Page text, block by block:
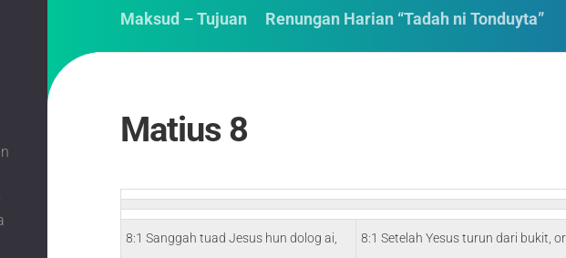
Maksud – Tujuan
Renungan Harian “Tadah ni Tonduyta”
Matius 8
8:1 Sanggah tuad Jesus hun dolog ai,
8:1 Setelah Yesus turun dari bukit,